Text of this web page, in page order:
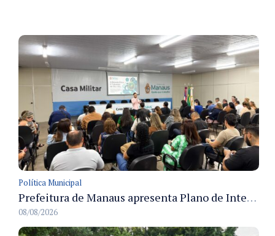
Política Municipal
Prefeitura de Manaus apresenta Plano de Integridade da CGM e qualifica servidores para governança e conformidade no biênio 2027-2028
08/08/2026